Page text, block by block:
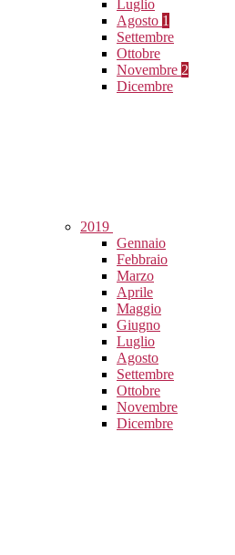
Luglio
Agosto 1
Settembre
Ottobre
Novembre 2
Dicembre
2019
Gennaio
Febbraio
Marzo
Aprile
Maggio
Giugno
Luglio
Agosto
Settembre
Ottobre
Novembre
Dicembre